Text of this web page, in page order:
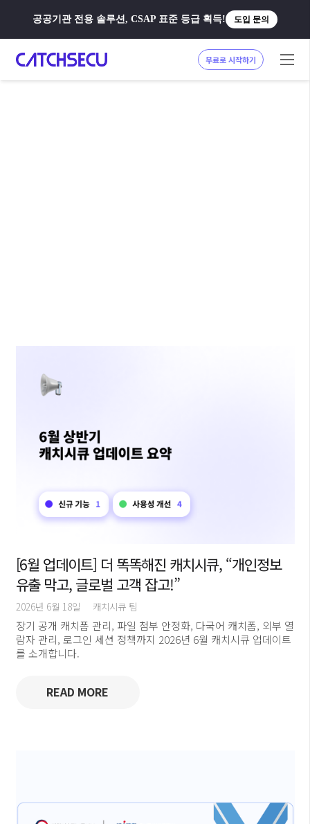
공공기관 전용 솔루션, CSAP 표준 등급 획득! 도입 문의
무료로 시작하기
[6월 업데이트] 더 똑똑해진 캐치시큐, “개인정보
유출 막고, 글로벌 고객 잡고!”
2026년 6월 18일 캐치시큐 팀
장기 공개 캐치폼 관리, 파일 첨부 안정화, 다국어 캐치폼, 외부 열
람자 관리, 로그인 세션 정책까지 2026년 6월 캐치시큐 업데이트
를 소개합니다.
READ MORE